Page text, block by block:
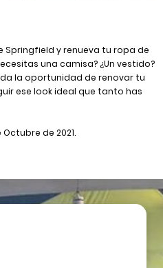
y renueva tu ropa de
una camisa? ¿Un vestido?
la oportunidad de renovar tu
ese look ideal que tanto has
de 2021.